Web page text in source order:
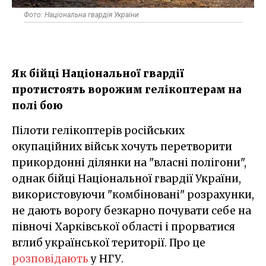
Фото: Національна гвардія України
Як бійці Національної гвардії
протистоять ворожим гелікоптерам на
полі бою
Пілоти гелікоптерів російських
окупаційних військ хочуть перетворити
прикордонні ділянки на "власні полігони",
однак бійці Національної гвардії України,
використовуючи "комбіновані" розрахунки,
не дають ворогу безкарно почувати себе на
півночі Харківської області і прорватися
вглиб української території. Про це
розповідаютьу НГУ.